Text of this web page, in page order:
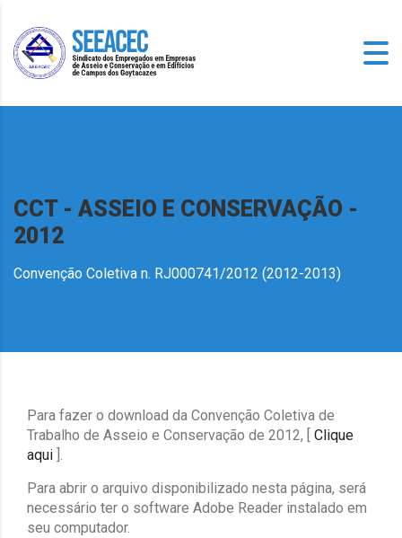
CCT - ASSEIO E CONSERVAÇÃO -
2012
Convenção Coletiva n. RJ000741/2012 (2012-2013)
Para fazer o download da Convenção Coletiva de
Trabalho de Asseio e Conservação de 2012, [ Clique
aqui ].
Para abrir o arquivo disponibilizado nesta página, será
necessário ter o software Adobe Reader instalado em
seu computador.